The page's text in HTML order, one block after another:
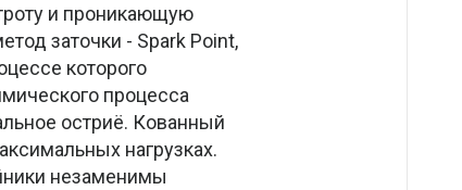
и проникающую
заточки - Spark Point,
которого
процесса
остриё. Кованный
нагрузках.
незаменимы